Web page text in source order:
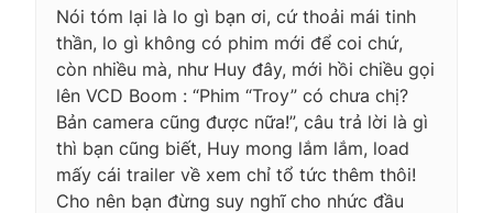
Nói tóm lại là lo gì bạn ơi, cứ thoải mái tinh
thần, lo gì không có phim mới để coi chứ,
còn nhiều mà, như Huy đây, mới hồi chiều gọi
lên VCD Boom : “Phim “Troy” có chưa chị?
Bản camera cũng được nữa!”, câu trả lời là gì
thì bạn cũng biết, Huy mong lắm lắm, load
mấy cái trailer về xem chỉ tổ tức thêm thôi!
Cho nên bạn đừng suy nghĩ cho nhức đầu